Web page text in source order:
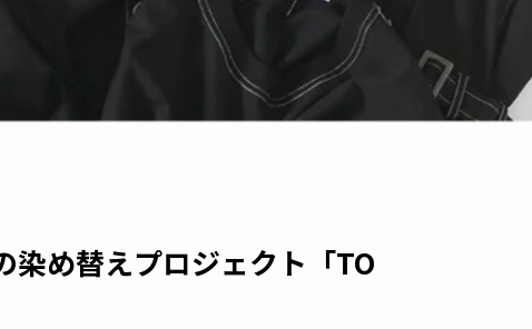
染め替えプロジェクト「TO